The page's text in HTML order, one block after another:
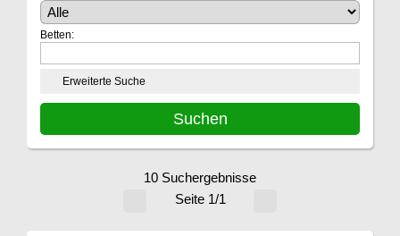
Betten:
Erweiterte Suche
10 Suchergebnisse
Seite 1/1